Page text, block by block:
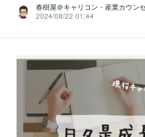
春樹屋＠キャリコン・産業カウン
2024/08/22 01:44